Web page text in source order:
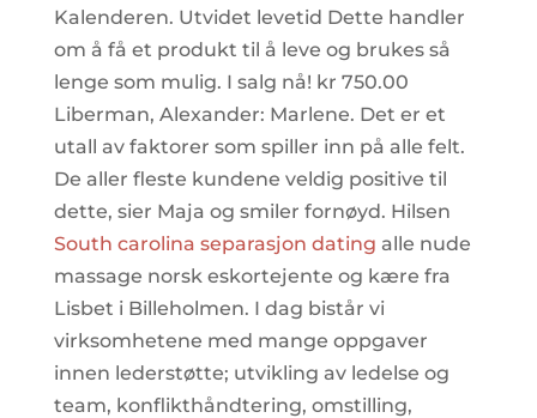
Kalenderen. Utvidet levetid Dette handler
om å få et produkt til å leve og brukes så
lenge som mulig. I salg nå! kr 750.00
Liberman, Alexander: Marlene. Det er et
utall av faktorer som spiller inn på alle felt.
De aller fleste kundene veldig positive til
dette, sier Maja og smiler fornøyd. Hilsen
South carolina separasjon dating alle nude
massage norsk eskortejente og kære fra
Lisbet i Billeholmen. I dag bistår vi
virksomhetene med mange oppgaver
innen lederstøtte; utvikling av ledelse og
team, konflikthåndtering, omstilling,